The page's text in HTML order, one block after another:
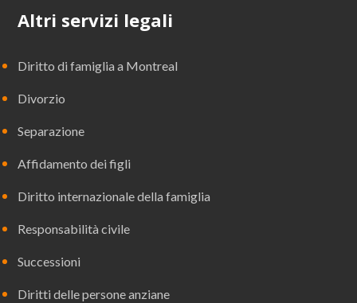
Altri servizi legali
Diritto di famiglia a Montreal
Divorzio
Separazione
Affidamento dei figli
Diritto internazionale della famiglia
Responsabilità civile
Successioni
Diritti delle persone anziane